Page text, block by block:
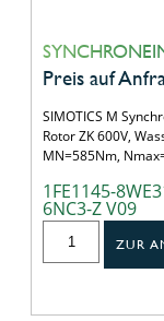
Preis auf
SIMOTICS M
Rotor ZK 600V,
MN=585Nm,
1FE1145-
6NC3-Z V09
ZUR